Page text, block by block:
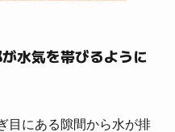
水気を帯びるように
目にある隙間から水が排